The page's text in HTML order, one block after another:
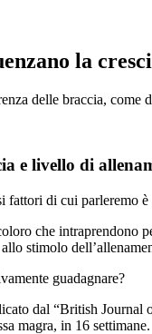
la
delle braccia,
e livello di
fattori di cui parleremo
che intraprendono
stimolo
guadagnare?
dal “British Journal
magra, in 16 settimane.